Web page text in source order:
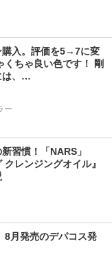
購入。評価を5→7に変
くちゃ良い色です！ 剛
は、…
ー
習慣！「NARS」
クレンジングオイル』
8月発売のデパコス発